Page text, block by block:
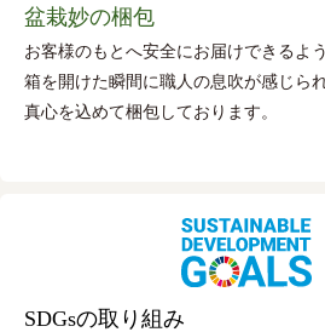
盆栽妙の梱包
お客様のもとへ安全にお届けできるよ
箱を開けた瞬間に職人の息吹が感じら
真心を込めて梱包しております。
SDGsの取り組み